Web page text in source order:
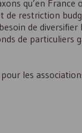
qu’en France
de restriction
de diversifier
de particuliers
les